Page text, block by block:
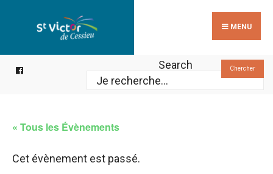
MENU
Search Chercher
« Tous les Évènements
Cet évènement est passé.
for: